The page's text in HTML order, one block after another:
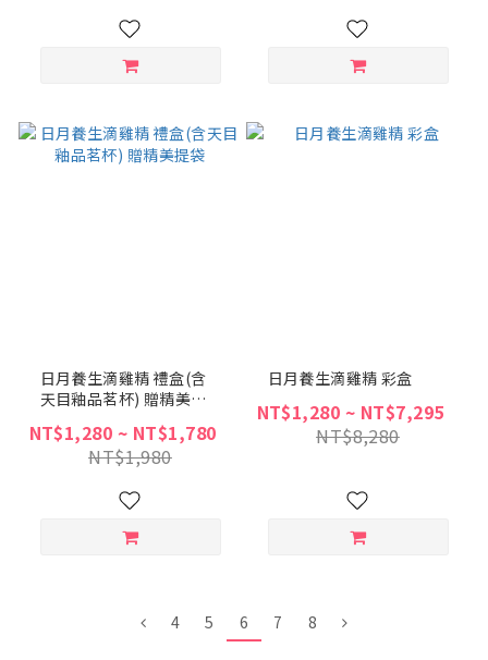
日月養生滴雞精 禮盒(含
天目釉品茗杯) 贈精美提
NT$1,280 ~ NT$1,780
NT$1,980
日月養生滴雞精 彩盒
NT$1,280 ~ NT$7,295
NT$8,280
4 5 6 7 8